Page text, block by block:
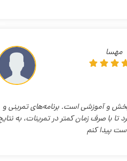
مهسا
و آموزشی است. برنامه‌های تمرینی و
با صرف زمان کمتر در تمرینات، به
پیدا کنم